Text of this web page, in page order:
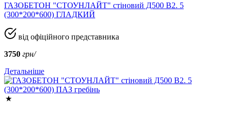
ГАЗОБЕТОН "СТОУНЛАЙТ" стіновий Д500 В2. 5
(300*200*600) ГЛАДКИЙ
від офіційного представника
3750 грн/
Детальніше